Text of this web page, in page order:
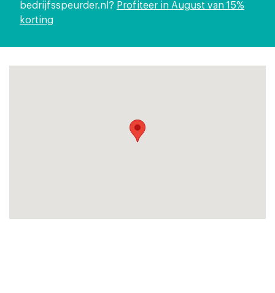
bedrijfsspeurder.nl? Profiteer in August van 15%
korting